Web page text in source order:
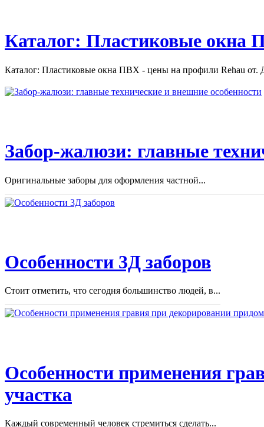
Каталог: Пластиковые окна
Каталог: Пластиковые окна ПВХ - цены на профили Rehau от.
Забор-жалюзи: главные
Оригинальные заборы для оформления частной...
Особенности 3Д заборов
Стоит отметить, что сегодня большинство людей, в...
Особенности применения
участка
Каждый современный человек стремиться сделать...